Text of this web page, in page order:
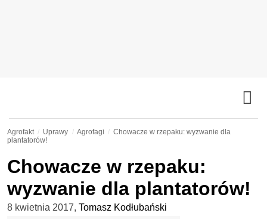
Agrofakt Uprawy Agrofagi
Chowacze w rzepaku: wyzwanie dla
plantatorów!
Chowacze w rzepaku:
wyzwanie dla plantatorów!
8 kwietnia 2017, Tomasz Kodłubański